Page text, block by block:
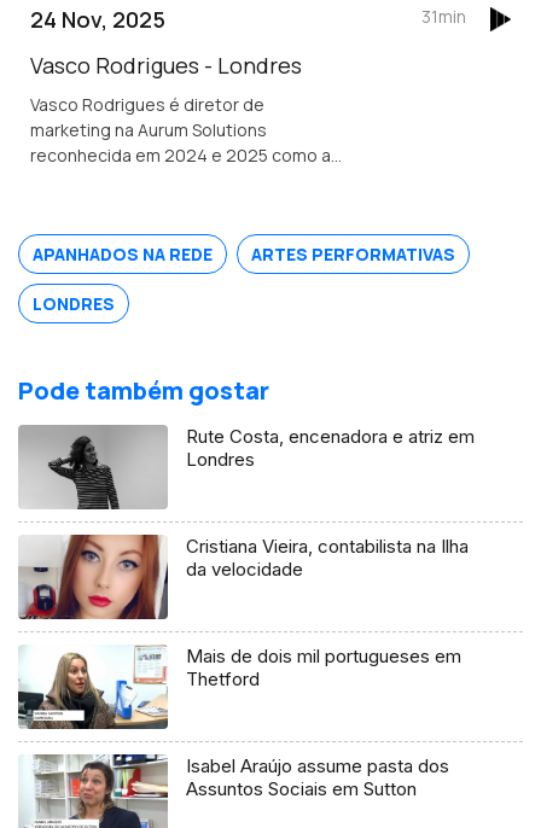
conselheira das comunidades
portuguesas.
24 Nov, 2025
Vasco Rodrigues - Londres
Vasco Rodrigues é diretor de
marketing na Aurum Solutions
reconhecida em 2024 e 2025 como a
Natural de Valpaços é formado em
engenharia e gestão industrial.
31min
APANHADOS NA REDE ARTES PERFORMATIVAS
LONDRES
Pode também gostar
Rute Costa, encenadora e atriz em
Londres
Cristiana Vieira, contabilista na Ilha
da velocidade
Mais de dois mil portugueses em
Thetford
Isabel Araújo assume pasta dos
Assuntos Sociais em Sutton